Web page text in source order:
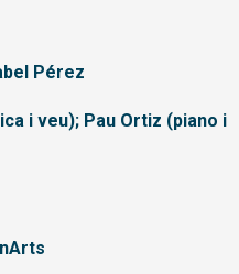
Pérez
i veu); Pau Ortiz (piano i